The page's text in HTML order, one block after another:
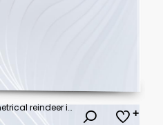
Vector low poly line art. Geometrical reindeer illustration.